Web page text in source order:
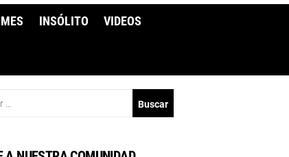
INSÓLITO VIDEOS